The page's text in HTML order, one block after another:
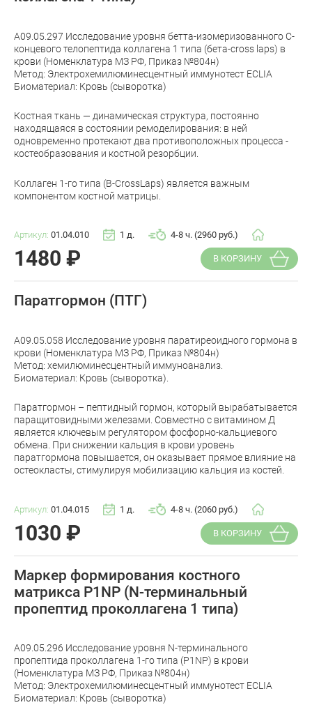
A09.05.297 Исследование уровня бетта-изомеризованного C-
концевого телопептида коллагена 1 типа (бета-cross laps) в
крови (Номенклатура МЗ РФ, Приказ №804н)
Метод: Электрохемилюминесцентный иммунотест ECLIA
Биоматериал: Кровь (сыворотка)
Костная ткань — динамическая структура, постоянно
находящаяся в состоянии ремоделирования: в ней
одновременно протекают два противоположных процесса -
костеобразования и костной резорбции.
Коллаген 1-го типа (B-CrossLaps) является важным
компонентом костной матрицы.
Артикул: 01.04.010 1 д. 4-8 ч. (2960 руб.)
1480 ₽ В КОРЗИНУ
Паратгормон (ПТГ)
A09.05.058 Исследование уровня паратиреоидного гормона в
крови (Номенклатура МЗ РФ, Приказ №804н)
Метод: хемилюминесцентный иммуноанализ.
Биоматериал: Кровь (сыворотка).
Паратгормон – пептидный гормон, который вырабатывается
паращитовидными железами. Совместно с витамином Д
является ключевым регулятором фосфорно-кальциевого
обмена. При снижении кальция в крови уровень
паратгормона повышается, он оказывает прямое влияние на
остеокласты, стимулируя мобилизацию кальция из костей.
Артикул: 01.04.015 1 д. 4-8 ч. (2060 руб.)
1030 ₽ В КОРЗИНУ
Маркер формирования костного
матрикса P1NP (N-терминальный
пропептид проколлагена 1 типа)
A09.05.296 Исследование уровня N-терминального
пропептида проколлагена 1-го типа (P1NP) в крови
(Номенклатура МЗ РФ, Приказ №804н)
Метод: Электрохемилюминесцентный иммунотест ECLIA
Биоматериал: Кровь (сыворотка)